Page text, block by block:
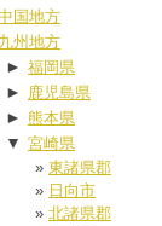
国地方
州地方
► 福岡県
► 鹿児島県
► 熊本県
▼ 宮崎県
東諸県郡
日向市
北諸県郡